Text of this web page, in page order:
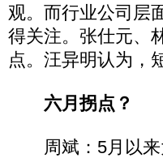
观。而行业公司层
得关注。张仕元、
点。汪异明认为，
六月拐点？
周斌：5月以来